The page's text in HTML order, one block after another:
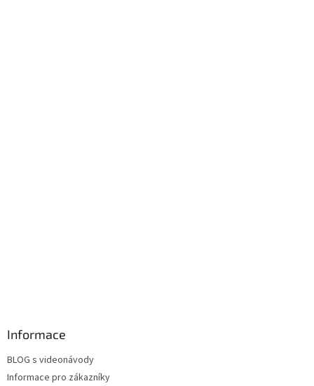
Informace
BLOG s videonávody
Informace pro zákazníky